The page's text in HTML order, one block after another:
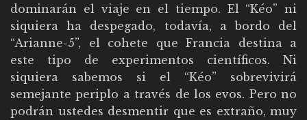
dominarán el viaje en el tiempo. El “Kéo” ni
siquiera ha despegado, todavía, a bordo del
“Arianne-5”, el cohete que Francia destina a
este tipo de experimentos científicos. Ni
siquiera sabemos si el “Kéo” sobrevivirá
semejante periplo a través de los evos. Pero no
podrán ustedes desmentir que es extraño, muy